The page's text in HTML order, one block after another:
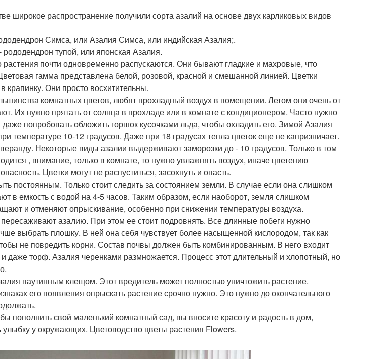
широкое распространение получили сорта азалий на основе двух карликовых видов
Симса, или Азалия Симса, или индийская Азалия;.
тупой, или японская Азалия.
растения почти одновременно распускаются. Они бывают гладкие и махровые, что
гамма представлена белой, розовой, красной и смешанной линией. Цветки
крапинку. Они просто восхитительны.
комнатных цветов, любят прохладный воздух в помещении. Летом они очень от
Их нужно прятать от солнца в прохладе или в комнате с кондиционером. Часто нужно
попробовать обложить горшок кусочками льда, чтобы охладить его. Зимой Азалия
температуре 10-12 градусов. Даже при 18 градусах тепла цветок еще не капризничает.
Некоторые виды азалии выдерживают заморозки до - 10 градусов. Только в том
, внимание, только в комнате, то нужно увлажнять воздух, иначе цветению
Цветки могут не распуститься, засохнуть и опасть.
постоянным. Только стоит следить за состоянием земли. В случае если она слишком
в емкость с водой на 4-5 часов. Таким образом, если наоборот, земля слишком
и отменяют опрыскивание, особенно при снижении температуры воздуха.
азалию. При этом ее стоит подровнять. Все длинные побеги нужно
выбрать плошку. В ней она себя чувствует более насыщенной кислородом, так как
не повредить корни. Состав почвы должен быть комбинированным. В него входит
и даже торф. Азалия черенками размножается. Процесс этот длительный и хлопотный, но
паутинным клещом. Этот вредитель может полностью уничтожить растение.
его появления опрыскать растение срочно нужно. Это нужно до окончательного
пополнить свой маленький комнатный сад, вы вносите красоту и радость в дом,
улыбку у окружающих. Цветоводство цветы растения Flowers.